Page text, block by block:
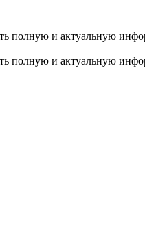
полную и актуальную
полную и актуальную